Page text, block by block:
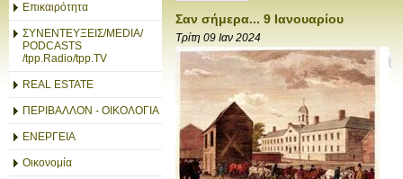
Επικαιρότητα
ΣΥΝΕΝΤΕΥΞΕΙΣ/MEDIA/
PODCASTS
/tpp.Radio/tpp.TV
REAL ESTATE
ΠΕΡΙΒΑΛΛΟΝ - ΟΙΚΟΛΟΓΙΑ
ΕΝΕΡΓΕΙΑ
Οικονομία
Σαν σήμερα... 9 Ιανουαρίου
Τρίτη 09 Ιαν 2024